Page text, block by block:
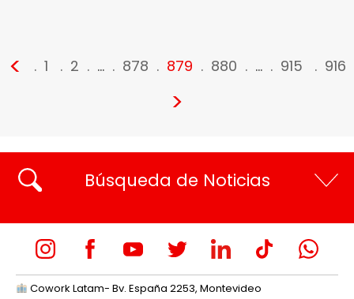
< 1 2 … 878 879 880 … 915 916
>
Búsqueda de Noticias
Cowork Latam- Bv. España 2253, Montevideo